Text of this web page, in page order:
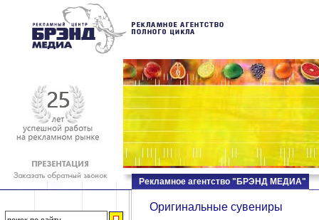
Рекламное агентство "БРЭНД МЕДИА"
Оригинальные сувениры